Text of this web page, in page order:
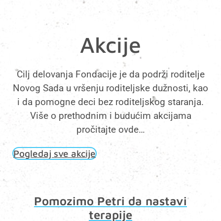
Akcije
Cilj delovanja Fondacije je da podrži roditelje
Novog Sada u vršenju roditeljske dužnosti, kao
i da pomogne deci bez roditeljskog staranja.
Više o prethodnim i budućim akcijama
pročitajte ovde…
Pogledaj sve akcije
Pomozimo Petri da nastavi
terapije